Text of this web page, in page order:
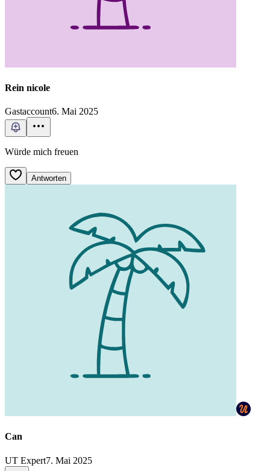
Rein nicole
Gastaccount6. Mai 2025
Würde mich freuen
Antworten
Can
UT Expert7. Mai 2025